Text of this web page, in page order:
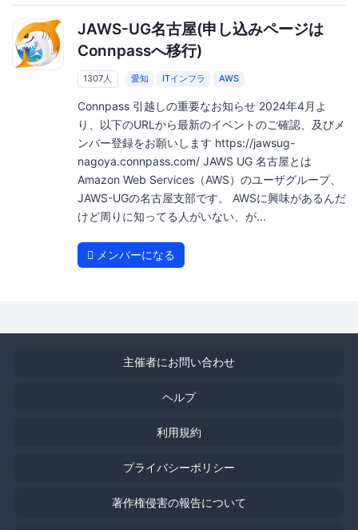
JAWS-UG名古屋(申し込みページは
Connpassへ移行)
1307人 愛知 ITインフラ AWS
Connpass 引越しの重要なお知らせ 2024年4月よ
り、以下のURLから最新のイベントのご確認、及びメ
ンバー登録をお願いします https://jawsug-
nagoya.connpass.com/ JAWS UG 名古屋とは
Amazon Web Services（AWS）のユーザグループ、
JAWS-UGの名古屋支部です。 AWSに興味があるんだ
けど周りに知ってる人がいない、が...
メンバーになる
主催者にお問い合わせ
ヘルプ
利用規約
プライバシーポリシー
著作権侵害の報告について